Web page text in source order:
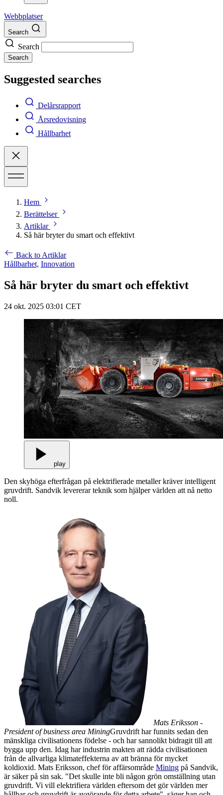
Webbplatser
Search
Search
Search
Suggested searches
Delårsrapport
Årsredovisning
Hållbarhet
Hem
Berättelser
Artiklar
Så här bryter du smart och effektivt
Back to Artiklar
Hållbarhet, Innovation
Så här bryter du smart och effektivt
24 okt. 2025 03:01 CET
play
Den skyhöga efterfrågan på elektrifierade metaller kräver intelligent
gruvdrift. Sandvik levererar teknik som hjälper världen att nå netto
noll.
Mats Eriksson -
President of business area MiningGruvdrift har funnits sedan den
mänskliga civilisationens födelse - och har sannolikt bidragit till att
bygga upp den. Idag har industrin makten att rädda civilisationen
från de allvarliga klimateffekterna av att bränna för mycket
koldioxid. Mats Eriksson, chef för affärsområde Mining på Sandvik,
är säker på sin sak. "Det skulle inte bli någon grön omställning utan
gruvdrift. Vi vill elektrifiera världen eftersom det gör världen mer